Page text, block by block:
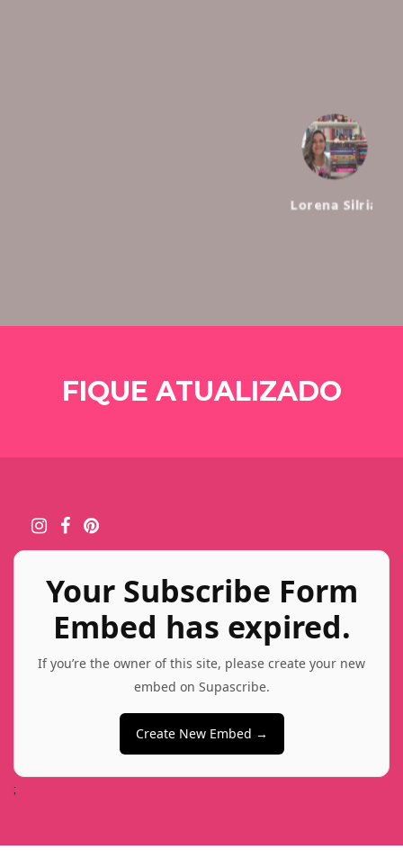
FIQUE ATUALIZADO
Your Subscribe Form
Embed has expired.
If you’re the owner of this site, please create your new
embed on Supascribe.
Create New Embed →
;